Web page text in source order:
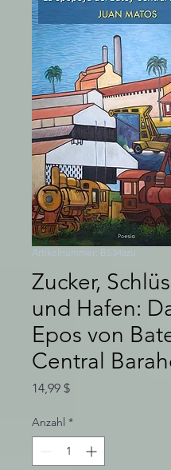
Artikelnummer: BS34azu
Zucker,
und Hafen:
Epos von
Central
14,99 $Preis
Anzahl *